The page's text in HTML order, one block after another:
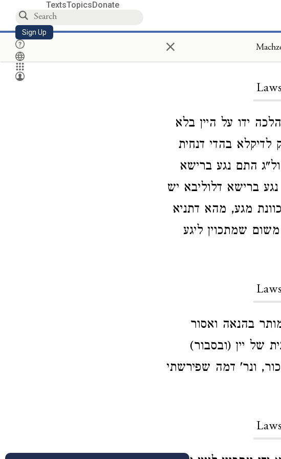
TextsTopicsDonate
Sign Up ×
ידו על היין בלא
לדיקלא בהדי דנחית
התם נגע ברישא
ברישא דלוליבא יש
מגע, מהא דתניא
שמתכוין ליגע
בהנאה ואסור
של יין (ובסבור)
ונר' דמה שפירשתי